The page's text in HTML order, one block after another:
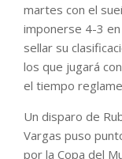
martes con el
imponerse 4-3
sellar su
los que jugará
el tiempo
Un disparo de
Vargas puso
por la Copa del